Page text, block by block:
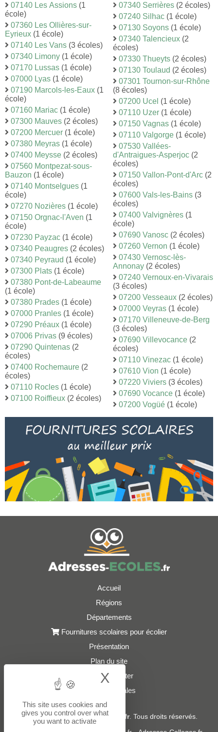
07140 Les Assions (1
école)
07360 Les Ollières-sur-
Eyrieux (1 école)
07140 Les Vans (3 écoles)
07340 Limony (1 école)
07170 Lussas (1 école)
07000 Lyas (1 école)
07190 Marcols-les-Eaux (1
école)
07160 Mariac (1 école)
07300 Mauves (2 écoles)
07200 Mercuer (1 école)
07380 Meyras (1 école)
07400 Meysse (2 écoles)
07560 Montpezat-sous-
Bauzon (1 école)
07140 Montselgues (1
école)
07270 Nozières (1 école)
07150 Orgnac-l'Aven (1
école)
07230 Payzac (1 école)
07340 Peaugres (2 écoles)
07340 Peyraud (1 école)
07300 Plats (1 école)
07380 Pont-de-Labeaume
(1 école)
07380 Prades (1 école)
07000 Pranles (1 école)
07290 Préaux (1 école)
07006 Privas (9 écoles)
07290 Quintenas (2
écoles)
07400 Rochemaure (2
écoles)
07110 Rocles (1 école)
07100 Roiffieux (2 écoles)
07340 Serrières (2 écoles)
07240 Silhac (1 école)
07130 Soyons (1 école)
07340 Talencieux (2
écoles)
07330 Thueyts (2 écoles)
07130 Toulaud (2 écoles)
07301 Tournon-sur-Rhône
(8 écoles)
07200 Ucel (1 école)
07110 Uzer (1 école)
07150 Vagnas (1 école)
07110 Valgorge (1 école)
07530 Vallées-
d'Antraigues-Asperjoc (2
écoles)
07150 Vallon-Pont-d'Arc (2
écoles)
07600 Vals-les-Bains (3
écoles)
07400 Valvignères (1
école)
07690 Vanosc (2 écoles)
07260 Vernon (1 école)
07430 Vernosc-lès-
Annonay (2 écoles)
07240 Vernoux-en-Vivarais
(3 écoles)
07200 Vesseaux (2 écoles)
07000 Veyras (1 école)
07170 Villeneuve-de-Berg
(3 écoles)
07690 Villevocance (2
écoles)
07110 Vinezac (1 école)
07610 Vion (1 école)
07220 Viviers (3 écoles)
07690 Vocance (1 école)
07200 Vogüé (1 école)
Accueil
Régions
Départements
Fournitures scolaires pour écolier
Présentation
Plan du site
Nous contacter
Mentions légales
© 2021 - 2026Adresses-Ecoles.fr. Tous droits réservés.
This site uses cookies and
gives you control over what
you want to activate
X Hide cookie